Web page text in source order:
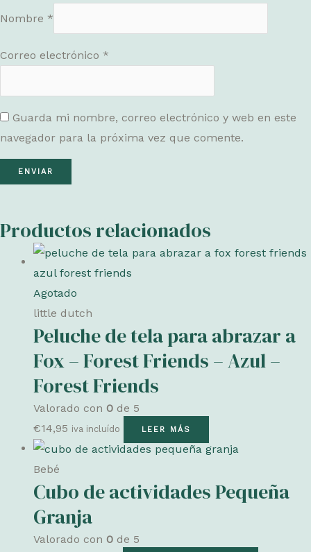
Nombre *
Correo electrónico *
Guarda mi nombre, correo electrónico y web en este
navegador para la próxima vez que comente.
Productos relacionados
Agotado
little dutch
Peluche de tela para abrazar a
Fox – Forest Friends – Azul –
Forest Friends
Valorado con 0 de 5
€14,95 iva incluído LEER MÁS
Bebé
Cubo de actividades Pequeña
Granja
Valorado con 0 de 5